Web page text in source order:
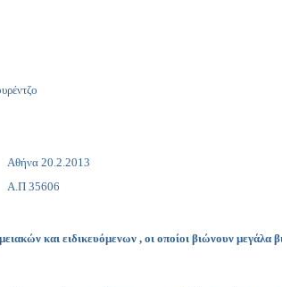
Αθήνα 20.2.2013
Α.Π 35606
και ειδικευόμενων , οι οποίοι βιώνουν μεγάλα